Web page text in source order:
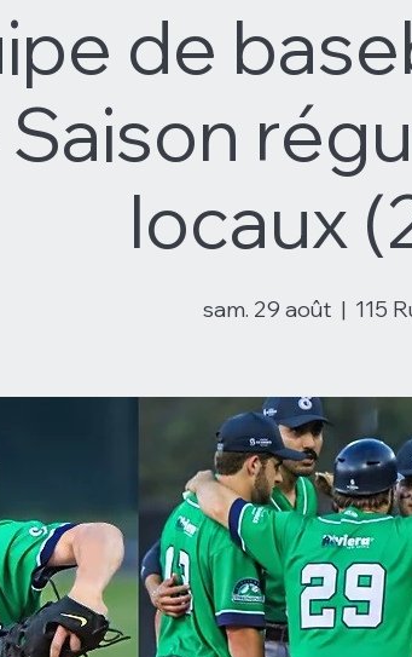
de
Saison
locaux
sam. 29 août
  |
115